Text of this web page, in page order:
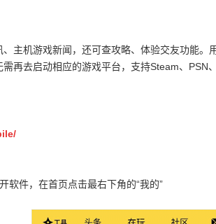
主机游戏新闻，还可查攻略、体验交友功能
再去启动相应的游戏平台，支持Steam、PSN
软件，在首页点击最右下角的“我的”